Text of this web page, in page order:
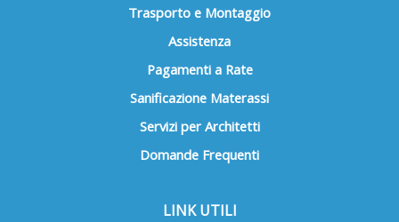
Trasporto e Montaggio
Assistenza
Pagamenti a Rate
Sanificazione Materassi
Servizi per Architetti
Domande Frequenti
LINK UTILI